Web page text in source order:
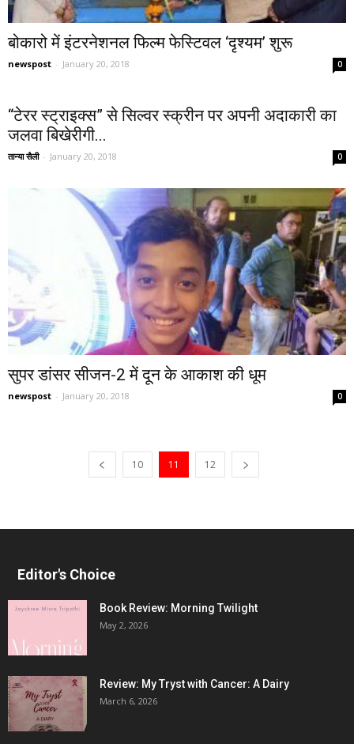
बोकारो में इंटरनेशनल फिल्म फेस्टिवल ‘दृश्यम’ शुरू
newspost - January 20, 2018 0
“टेरर स्ट्राइक्स” से सिल्वर स्क्रीन पर अपनी अदाकारी का
जलवा बिखेरीगी...
तान्या सैली - January 20, 2018 0
सुपर डांसर सीजन-2 में दून के आकाश की धूम
newspost - January 20, 2018 0
10 11 12
Editor's Choice
Book Review: Morning Twilight
May 2, 2026
Review: My Tryst with Cancer: A Dairy
March 6, 2026